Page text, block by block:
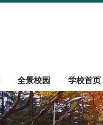
全景校园 学校首页